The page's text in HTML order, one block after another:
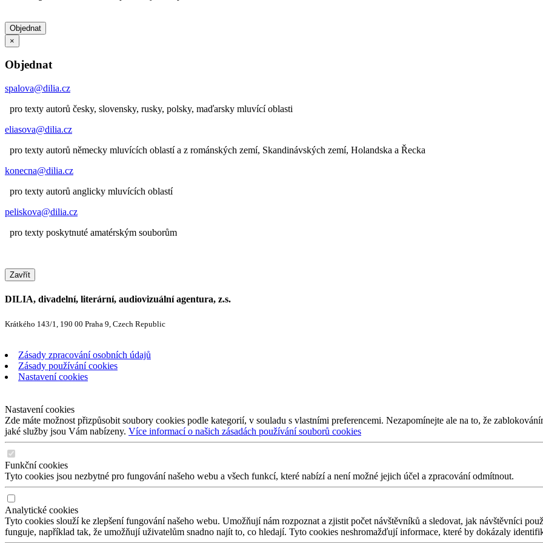
Objednat
×
Objednat
spalova@dilia.cz
pro texty autorů česky, slovensky, rusky, polsky, maďarsky mluvící oblasti
eliasova@dilia.cz
pro texty autorů německy mluvících oblastí a z románských zemí, Skandinávských zemí, Holandska a Řecka
konecna@dilia.cz
pro texty autorů anglicky mluvících oblastí
peliskova@dilia.cz
pro texty poskytnuté amatérským souborům
Zavřít
DILIA, divadelní, literární, audiovizuální agentura, z.s.
Krátkého 143/1, 190 00 Praha 9, Czech Republic
Zásady zpracování osobních údajů
Zásady používání cookies
Nastavení cookies
Nastavení cookies
Zde máte možnost přizpůsobit soubory cookies podle kategorií, v souladu s vlastními preferencemi. Nezapomínejte ale na to, že
jaké služby jsou Vám nabízeny. Více informací o našich zásadách používání souborů cookies
Funkční cookies
Tyto cookies jsou nezbytné pro fungování našeho webu a všech funkcí, které nabízí a není možné jejich účel a zpracování odmítnout.
Analytické cookies
Tyto cookies slouží ke zlepšení fungování našeho webu. Umožňují nám rozpoznat a zjistit počet návštěvníků a sledovat, jak návštěvníci
funguje, například tak, že umožňují uživatelům snadno najít to, co hledají. Tyto cookies neshromažďují informace, které by dokázaly